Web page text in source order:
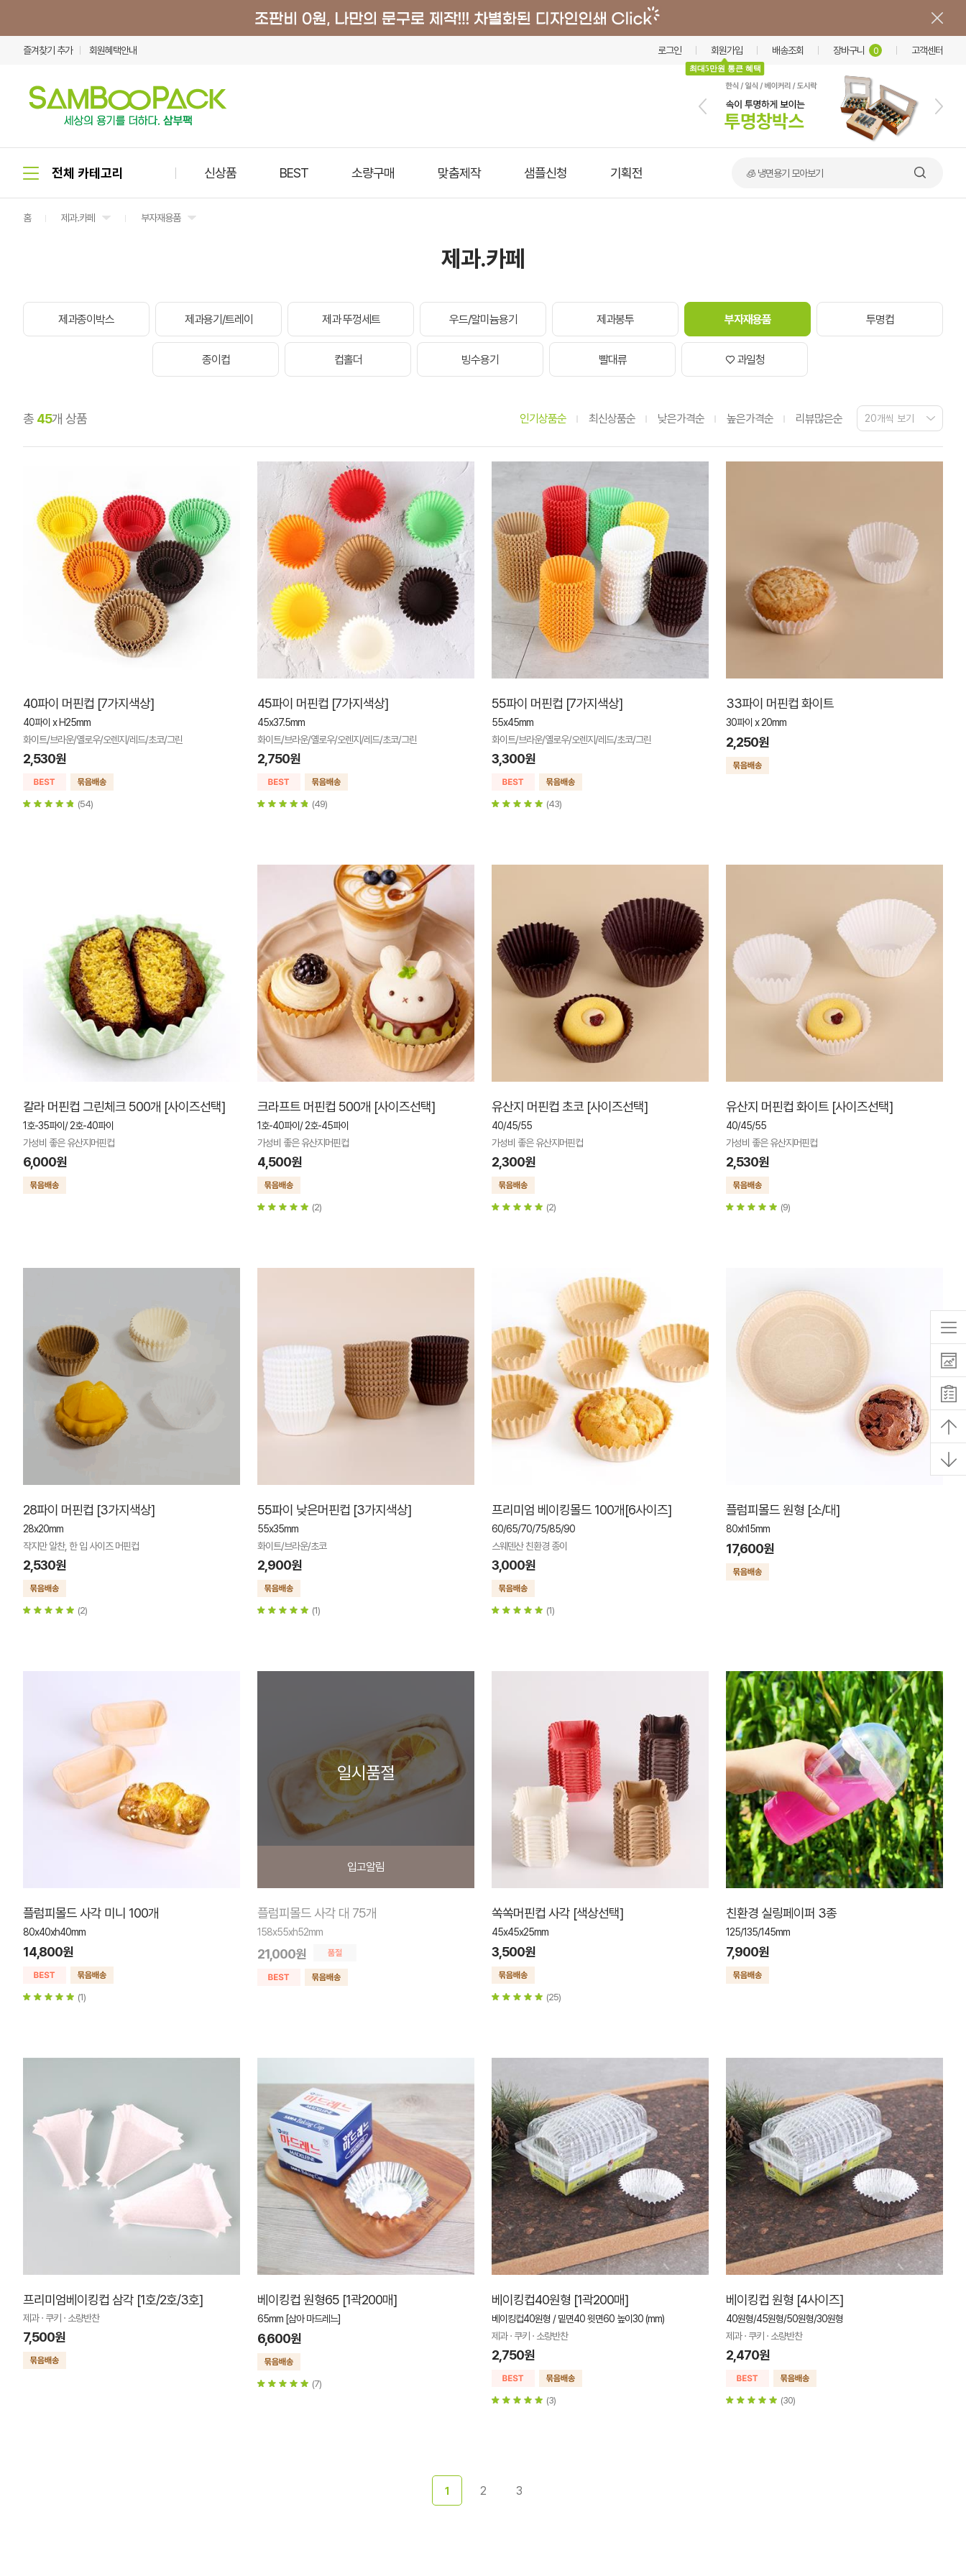
즐겨찾기 추가 회원혜택안내 로그인 회원가입
최대5만원 통큰 혜택
배송조회 장바구니 0 고객센터
신상품 BEST 소량구매 맞춤제작 샘플신청 기획전 🧊 냉면용기 모아보기
홈 제과.카페 부자재용품
제과.카페
제과종이박스 제과용기/트레이 제과 뚜껑세트 우드/알미늄용기 제과봉투 부자재용품 투명컵
종이컵 컵홀더 빙수용기 빨대류 ♡ 과일청
총 45개 상품 인기상품순 최신상품순 낮은가격순 높은가격순 리뷰많은순
40파이 머핀컵 [7가지색상]
40파이 x H25mm
화이트/브라운/옐로우/오렌지/레드/초코/그린
2,530원
(54)
45파이 머핀컵 [7가지색상]
45x37.5mm
화이트/브라운/옐로우/오렌지/레드/초코/그린
2,750원
(49)
55파이 머핀컵 [7가지색상]
55x45mm
화이트/브라운/옐로우/오렌지/레드/초코/그린
3,300원
(43)
33파이 머핀컵 화이트
30파이 x 20mm
2,250원
칼라 머핀컵 그린체크 500개 [사이즈선택]
1호-35파이/ 2호-40파이
가성비 좋은 유산지머핀컵
6,000원
크라프트 머핀컵 500개 [사이즈선택]
1호-40파이/ 2호-45파이
가성비 좋은 유산지머핀컵
4,500원
(2)
유산지 머핀컵 초코 [사이즈선택]
40/45/55
가성비 좋은 유산지머핀컵
2,300원
(2)
유산지 머핀컵 화이트 [사이즈선택]
40/45/55
가성비 좋은 유산지머핀컵
2,530원
(9)
28파이 머핀컵 [3가지색상]
28x20mm
작지만 알찬, 한 입 사이즈 머핀컵
2,530원
(2)
55파이 낮은머핀컵 [3가지색상]
55x35mm
화이트/브라운/초코
2,900원
(1)
프리미엄 베이킹몰드 100개[6사이즈]
60/65/70/75/85/90
스웨덴산 친환경 종이
3,000원
(1)
플럼피몰드 원형 [소/대]
80xh15mm
17,600원
플럼피몰드 사각 미니 100개
80x40xh40mm
14,800원
(1)
일시품절
입고알림
플럼피몰드 사각 대 75개
158x55xh52mm
21,000원
쏙쏙머핀컵 사각 [색상선택]
45x45x25mm
3,500원
(25)
친환경 실링페이퍼 3종
125/135/145mm
7,900원
프리미엄베이킹컵 삼각 [1호/2호/3호]
제과 · 쿠키 · 소량반찬
7,500원
베이킹컵 원형65 [1곽200매]
65mm [삼아 마드레느]
6,600원
(7)
베이킹컵40원형 [1곽200매]
베이킹컵40원형 / 밑면40 윗면60 높이30 (mm)
제과 · 쿠키 · 소량반찬
2,750원
(3)
베이킹컵 원형 [4사이즈]
40원형/45원형/50원형/30원형
제과 · 쿠키 · 소량반찬
2,470원
(30)
1 2 3